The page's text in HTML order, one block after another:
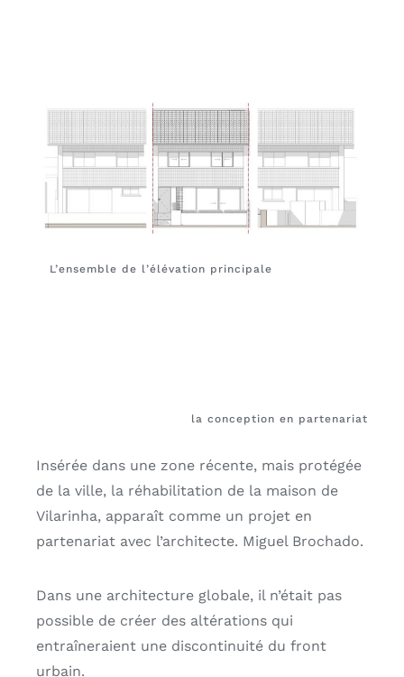
L’ensemble de l’élévation principale
la conception en partenariat
Insérée dans une zone récente, mais protégée
de la ville, la réhabilitation de la maison de
Vilarinha, apparaît comme un projet en
partenariat avec l’architecte. Miguel Brochado.
Dans une architecture globale, il n’était pas
possible de créer des altérations qui
entraîneraient une discontinuité du front
urbain.